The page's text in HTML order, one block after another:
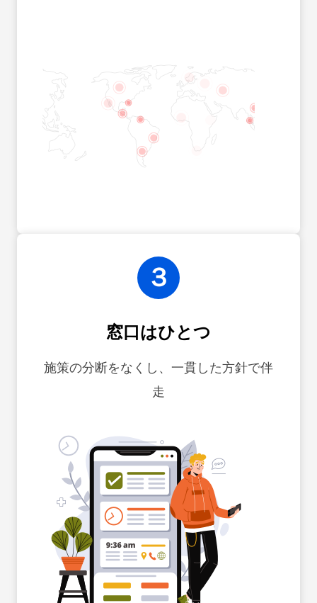
３
窓口はひとつ
施策の分断をなくし、一貫した方針で伴
走